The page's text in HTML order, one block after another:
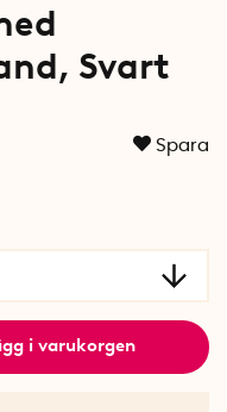
Svart
Spara
i varukorgen